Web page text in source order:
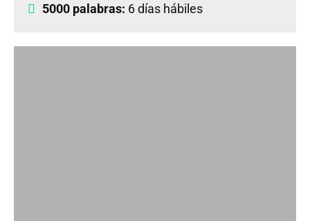
5000 palabras: 6 días hábiles